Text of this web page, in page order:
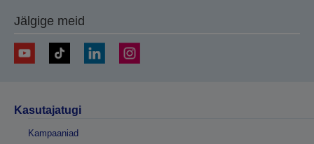
Jälgige meid
Kasutajatugi
Kampaaniad